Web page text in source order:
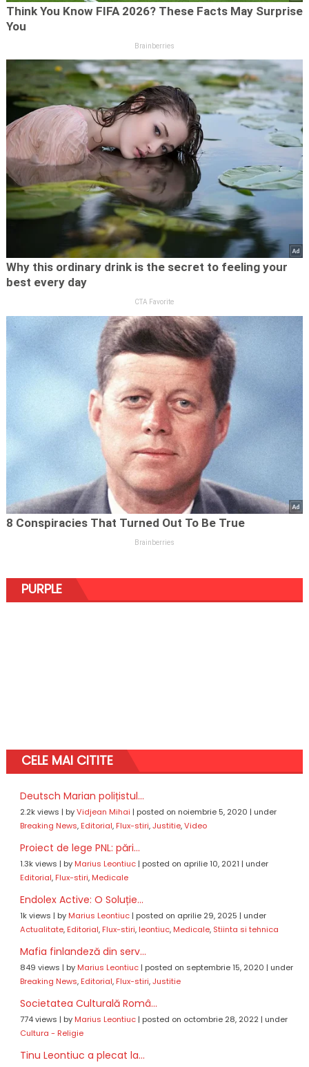
PURPLE
CELE MAI CITITE
Deutsch Marian polițistul...
2.2k views | byVidjean Mihai | posted on noiembrie 5, 2020 | under
Breaking News, Editorial, Flux-stiri,Justitie,Video
Proiect de lege PNL: pări...
1.3k views | by Marius Leontiuc| posted on aprilie 10, 2021 | under
Editorial, Flux-stiri, Medicale
Endolex Active: O Soluție...
1k views | by Marius Leontiuc| posted on aprilie 29, 2025 | under
Actualitate, Editorial, Flux-stiri, leontiuc, Medicale, Stiinta si tehnica
Mafia finlandeză din serv...
849 views | by Marius Leontiuc| posted on septembrie 15, 2020 | under
Breaking News, Editorial, Flux-stiri,Justitie
Societatea Culturală Româ...
774 views | by Marius Leontiuc| posted on octombrie 28, 2022| under
Cultura - Religie
Tinu Leontiuc a plecat la...